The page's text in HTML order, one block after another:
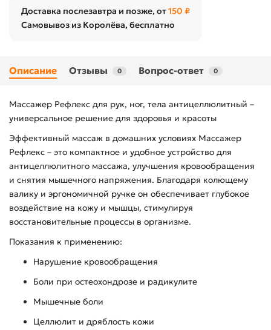
Доставка послезавтра и позже, от150 ₽
Самовывоз из Королёва, бесплатно
Описание Отзывы 0 Вопрос-ответ 0
Массажер Рефлекс для рук, ног, тела антицеллюлитный –
универсальное решение для здоровья и красоты
Эффективный массаж в домашних условиях Массажер
Рефлекс – это компактное и удобное устройство для
антицеллюлитного массажа, улучшения кровообращения
и снятия мышечного напряжения. Благодаря колющему
валику и эргономичной ручке он обеспечивает глубокое
воздействие на кожу и мышцы, стимулируя
восстановительные процессы в организме.
Показания к применению:
Нарушение кровообращения
Боли при остеохондрозе и радикулите
Мышечные боли
Целлюлит и дряблость кожи